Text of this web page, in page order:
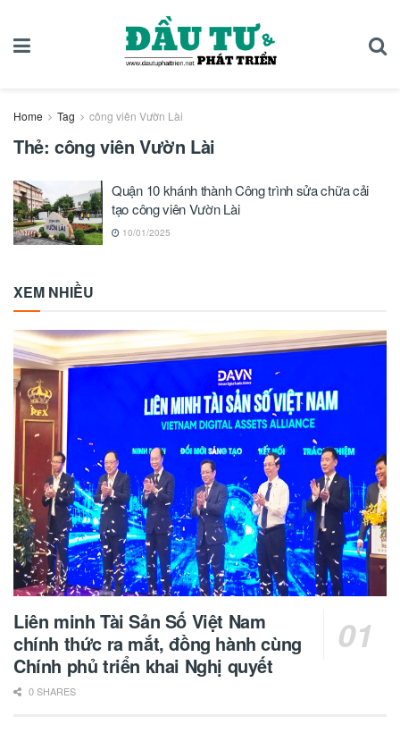
Home Tag công viên Vườn Lài
Thẻ: công viên Vườn Lài
Quận 10 khánh thành Công trình sửa chữa cải
tạo công viên Vườn Lài
10/01/2025
XEM NHIỀU
Liên minh Tài Sản Số Việt Nam
chính thức ra mắt, đồng hành cùng
Chính phủ triển khai Nghị quyết
0 SHARES